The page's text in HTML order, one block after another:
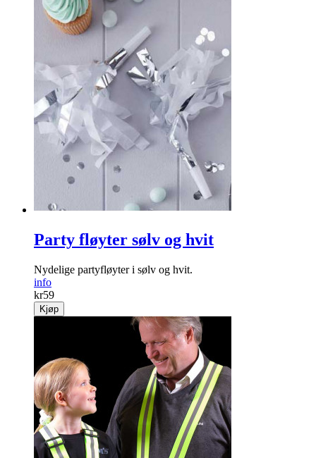
Party fløyter sølv og hvit
Nydelige partyfløyter i sølv og hvit.
info
kr59
Kjøp